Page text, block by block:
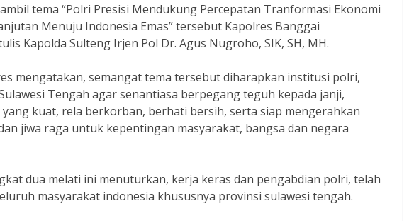
tema “Polri Presisi Mendukung Percepatan Tranformasi Ekonomi
Menuju Indonesia Emas” tersebut Kapolres Banggai
Kapolda Sulteng Irjen Pol Dr. Agus Nugroho, SIK, SH, MH.
mengatakan, semangat tema tersebut diharapkan institusi polri,
Tengah agar senantiasa berpegang teguh kepada janji,
kuat, rela berkorban, berhati bersih, serta siap mengerahkan
jiwa raga untuk kepentingan masyarakat, bangsa dan negara
dua melati ini menuturkan, kerja keras dan pengabdian polri, telah
masyarakat indonesia khususnya provinsi sulawesi tengah.